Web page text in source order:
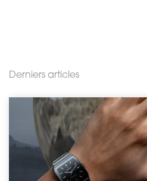
Derniers articles